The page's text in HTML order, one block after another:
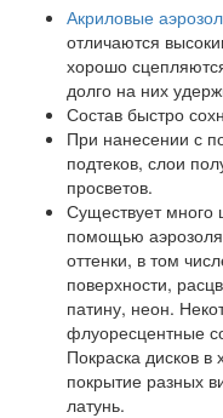
Акриловые
отличаются
хорошо
долго на них
Состав быстро
При нанесении с
подтеков, слои
просветов.
Существует много
помощью аэрозоля
оттенки, в том
поверхности,
патину, неон.
флуоресцентные
Покраска дисков в
покрытие разных
латунь.